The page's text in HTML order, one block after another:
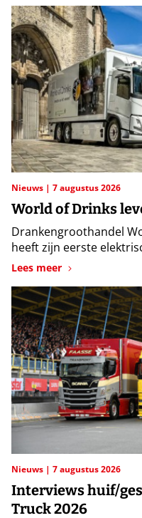
Nieuws 7 augustus 2026
World of Drinks
Drankengroothandel
heeft zijn eerste
Lees meer
Nieuws 7 augustus 2026
Interviews huif/
Truck 2026